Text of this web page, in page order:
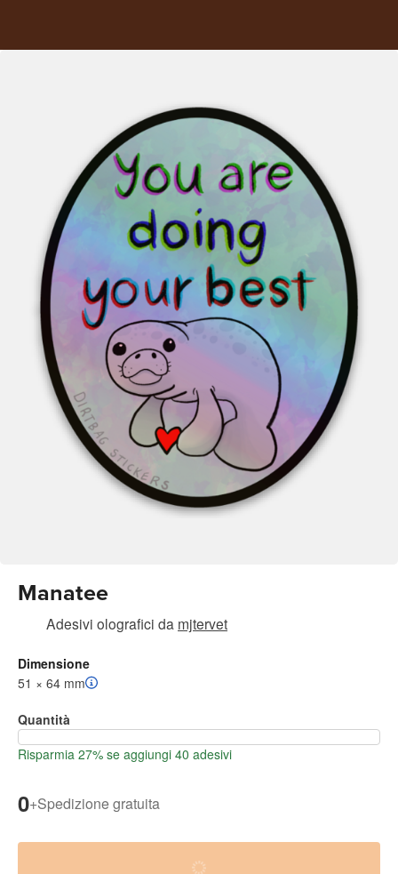
Manatee
Adesivi olografici da mjtervet
Dimensione
51 × 64 mm
Quantità
Risparmia 27% se aggiungi 40 adesivi
0+Spedizione gratuita